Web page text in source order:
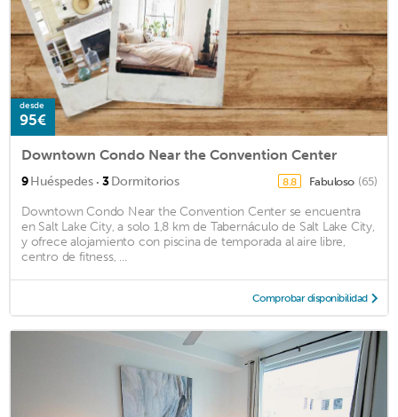
desde
95€
Downtown Condo Near the Convention Center
9Huéspedes · 3Dormitorios 8.8 Fabuloso (65)
Downtown Condo Near the Convention Center se encuentra
en Salt Lake City, a solo 1,8 km de Tabernáculo de Salt Lake City,
y ofrece alojamiento con piscina de temporada al aire libre,
centro de fitness, ...
Comprobar disponibilidad